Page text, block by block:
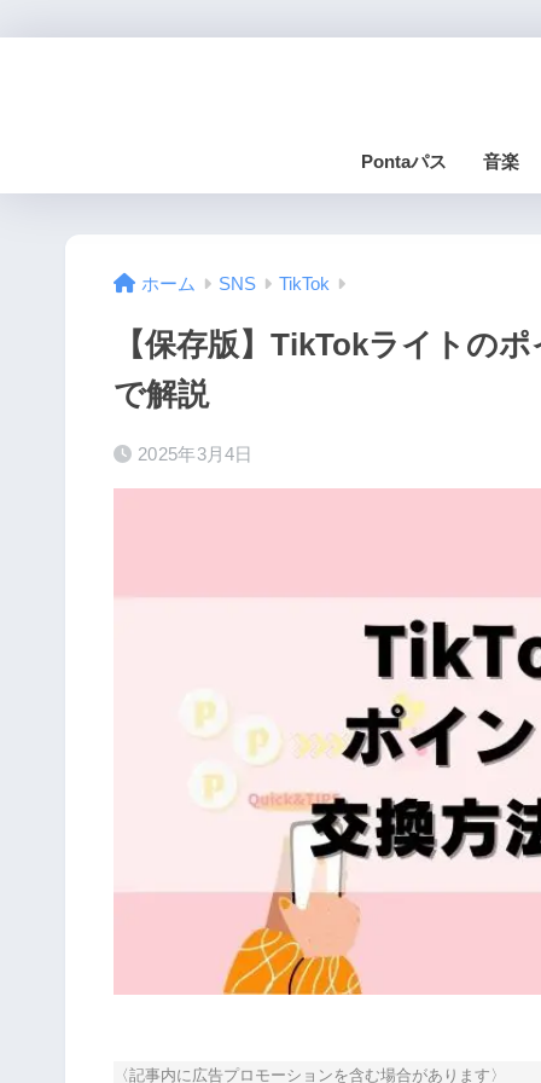
Pontaパス 音楽
ホーム SNS TikTok
【保存版】TikTokライトの
で解説
2025年3月4日
〈記事内に広告プロモーションを含む場合があります〉